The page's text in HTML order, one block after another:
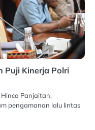
Puji Kinerja Polri
Hinca Panjaitan,
pengamanan lalu lintas